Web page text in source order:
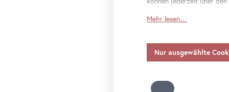
Soweit Diensteanbieter
Anbieter umfassen, die
ohne geeignete
alle Zwecke zulassen.
Mehr lesen…